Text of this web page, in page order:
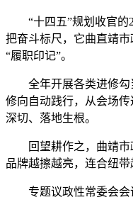
“十四五”规划收官的
把奋斗标尺，它曲直靖
“履职印记”。
全年开展各类进修勾
修向自动践行，从会场
深切、落地生根。
回望耕作之，曲靖市
品牌越擦越亮，连合纽带
专题议政性常委会会